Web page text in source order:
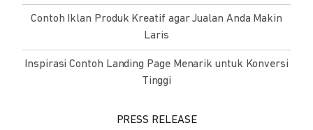
Contoh Iklan Produk Kreatif agar Jualan Anda Makin
Laris
Inspirasi Contoh Landing Page Menarik untuk Konversi
Tinggi
PRESS RELEASE